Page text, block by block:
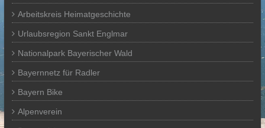
Arbeitskreis Heimatgeschichte
Urlaubsregion Sankt Englmar
Nationalpark Bayerischer Wald
Bayernnetz für Radler
Bayern Bike
Alpenverein